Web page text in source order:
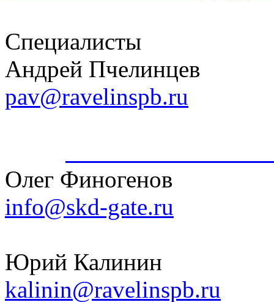
Специалисты
Андрей Пчелинцев
pav@ravelinspb.ru
Олег Финогенов
info@skd-gate.ru
Юрий Калинин
kalinin@ravelinspb.ru